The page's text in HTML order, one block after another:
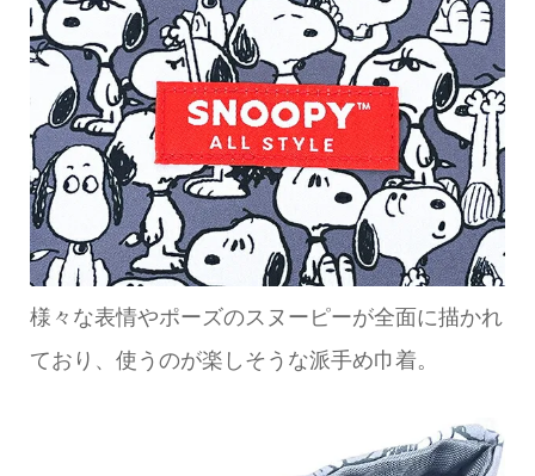
様々な表情やポーズのスヌーピーが全面に描かれ
ており、使うのが楽しそうな派手め巾着。